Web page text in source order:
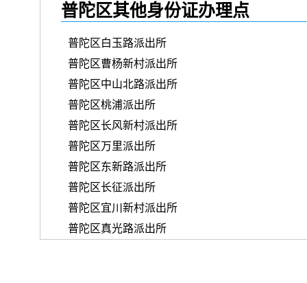
普陀区其他身份证办理点
普陀区白玉路派出所
普陀区曹杨新村派出所
普陀区中山北路派出所
普陀区桃浦派出所
普陀区长风新村派出所
普陀区万里派出所
普陀区东新路派出所
普陀区长征派出所
普陀区宜川新村派出所
普陀区真光路派出所